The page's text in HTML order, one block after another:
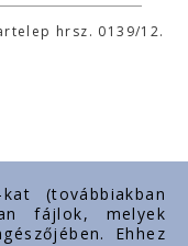
hrsz. 0139/12.
(továbbiakban
fájlok, melyek
Ehhez